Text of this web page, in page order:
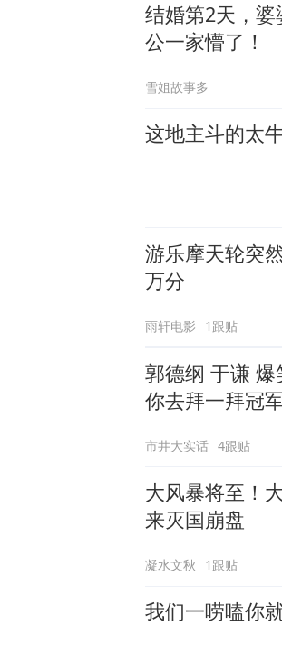
结婚第2天，
公一家懵了！
雪姐故事多
这地主斗的太
游乐摩天轮突
万分
雨轩电影 1跟贴
郭德纲 于谦 爆
你去拜一拜冠
市井大实话 4跟贴
大风暴将至！
来灭国崩盘
凝水文秋 1跟贴
我们一唠嗑你